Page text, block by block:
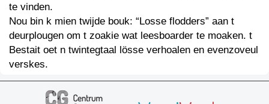
te vinden.
Nou bin k mien twijde bouk: “Losse flodders” aan t
deurplougen om t zoakie wat leesboarder te moaken. t
Bestait oet n twintegtaal lösse verhoalen en evenzoveul
verskes.